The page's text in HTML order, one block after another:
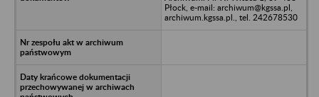
Płock, e-mail: archiwum@kgssa.pl,
archiwum.kgssa.pl., tel. 242678530